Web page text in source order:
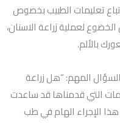
تعليمات الطبيب بخصوص
لعملية زراعة الاسنان،
بالألم.
المهم: “هل زراعة
التي قدمناها قد ساعدت
الإجراء الهام في طب